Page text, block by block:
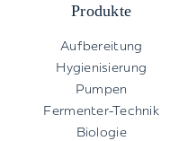
Produkte
Aufbereitung
Hygienisierung
Pumpen
Fermenter-Technik
Biologie